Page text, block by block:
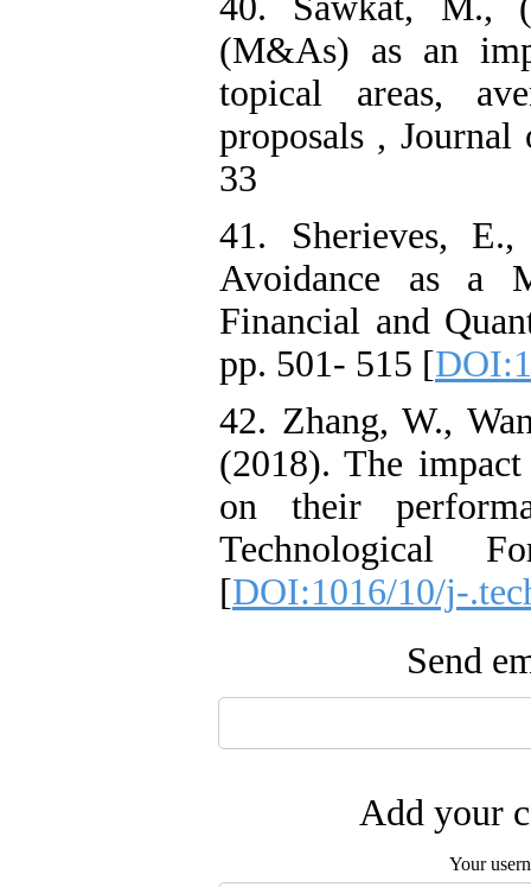
(M&As) as an
topical areas,
proposals ,
33
41. Sherieves,
Avoidance as a
Financial and
pp. 501- 515 [
42. Zhang, W.,
(2018). The
on their
Technological
[DOI:1016/10/j-
Send
Add your
Your